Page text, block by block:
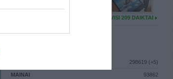
VISI 209 DAIKTAI
298619 (+5)
MAINAI 93862